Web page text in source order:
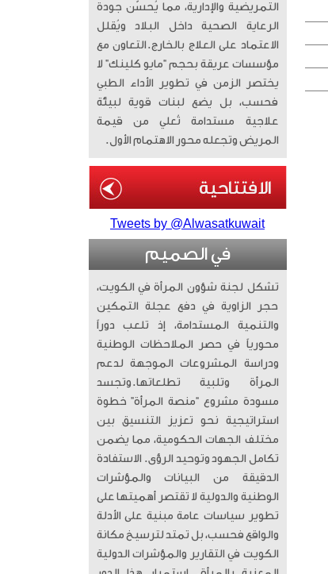
التمريضية والإدارية، مما يُحسّن جودة
الرعاية الصحية داخل البلاد ويُقلل
الاعتماد على العلاج بالخارج. ​التعاون مع
مؤسسات عريقة بحجم “مايو كلينك” لا
يختصر الزمن في تطوير الأداء الطبي
فحسب، بل يضع لبنات قوية لبيئة
علاجية مستدامة تُعلي من قيمة
المريض وتجعله محور الاهتمام الأول.
Tweets by @Alwasatkuwait
في الصميم
تشكل لجنة شؤون المرأة في الكويت،
حجر الزاوية في دفع عجلة التمكين
والتنمية المستدامة، إذ تلعب دوراً
محورياً في حصر الملاحظات الوطنية
ودراسة المشروعات الموجهة لدعم
المرأة وتلبية تطلعاتها. ​وتجسد
مسودة مشروع “منصة المرأة” خطوة
استراتيجية نحو تعزيز التنسيق بين
مختلف الجهات الحكومية، مما يضمن
تكامل الجهود وتوحيد الرؤى. الاستفادة
الدقيقة من البيانات والمؤشرات
الوطنية والدولية لا تقتصر أهميتها على
تطوير سياسات عامة مبنية على الأدلة
والواقع فحسب، بل تمتد لترسيخ مكانة
الكويت في التقارير والمؤشرات الدولية